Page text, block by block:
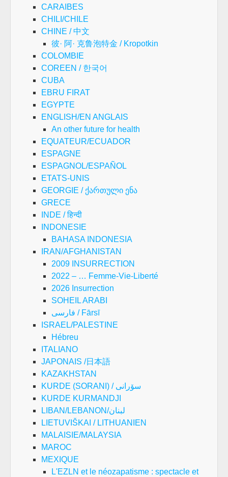
CARAIBES
CHILI/CHILE
CHINE / 中文
彼· 阿· 克鲁泡特金 / Kropotkin
COLOMBIE
COREEN / 한국어
CUBA
EBRU FIRAT
EGYPTE
ENGLISH/EN ANGLAIS
An other future for health
EQUATEUR/ECUADOR
ESPAGNE
ESPAGNOL/ESPAÑOL
ETATS-UNIS
GEORGIE / ქართული ენა
GRECE
INDE / हिन्दी
INDONESIE
BAHASA INDONESIA
IRAN/AFGHANISTAN
2009 INSURRECTION
2022 – … Femme-Vie-Liberté
2026 Insurrection
SOHEIL ARABI
فارسی / Fārsī
ISRAEL/PALESTINE
Hébreu
ITALIANO
JAPONAIS /日本語
KAZAKHSTAN
KURDE (SORANI) / سۆرانی
KURDE KURMANDJI
LIBAN/LEBANON/لبنان
LIETUVIŠKAI / LITHUANIEN
MALAISIE/MALAYSIA
MAROC
MEXIQUE
L'EZLN et le néozapatisme : spectacle et